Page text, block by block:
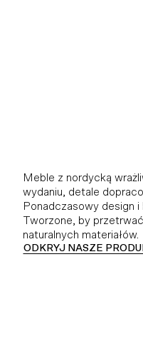
Meble z nordycką
wydaniu, detale
Ponadczasowy design
Tworzone, by
naturalnych materiałów.
ODKRYJ NASZE